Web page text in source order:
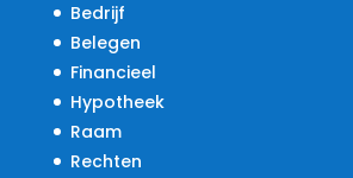
Bedrijf
Belegen
Financieel
Hypotheek
Raam
Rechten